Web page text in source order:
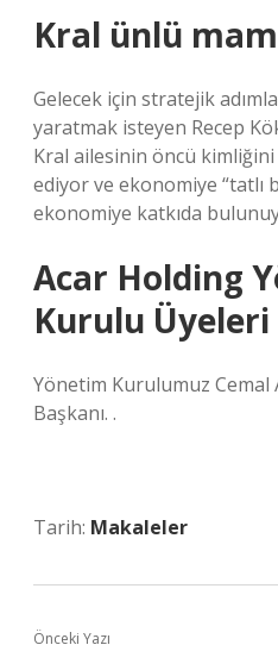
Kral ünlü
Gelecek için stratejik
yaratmak isteyen Recep
Kral ailesinin öncü
ediyor ve ekonomiye “tatlı
ekonomiye katkıda
Acar Holding
Kurulu
Yönetim Kurulumuz Cemal
Başkanı. .
Tarih: Makaleler
Önceki Yazı